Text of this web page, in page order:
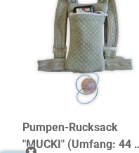
Pumpen-Rucksack
"MUCKI" (Umfang: 44 -